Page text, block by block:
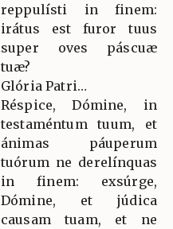
reppulísti in finem:
irátus est furor tuus
super oves páscuæ
tuæ?
Glória Patri…
Réspice, Dómine, in
testaméntum tuum, et
ánimas páuperum
tuórum ne derelínquas
in finem: exsúrge,
Dómine, et júdica
causam tuam, et ne